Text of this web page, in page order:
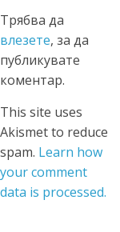
Трябва да
влезете, за да
публикувате
коментар.
This site uses
Akismet to reduce
spam. Learn how
your comment
data is processed.